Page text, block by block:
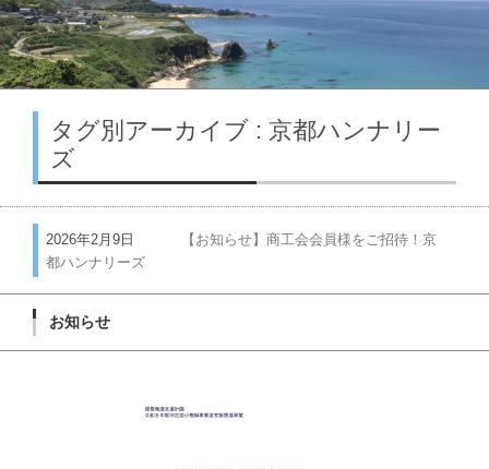
タグ別アーカイブ : 京都ハンナリー
ズ
2026年2月9日
【お知らせ】商工会会員様をご招待！京
都ハンナリーズ
お知らせ